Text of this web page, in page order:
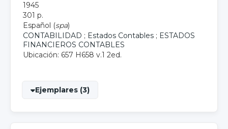
1945
301 p.
Español (spa)
CONTABILIDAD ; Estados Contables ; ESTADOS
FINANCIEROS CONTABLES
Ubicación: 657 H658 v.1 2ed.
Ejemplares (3)